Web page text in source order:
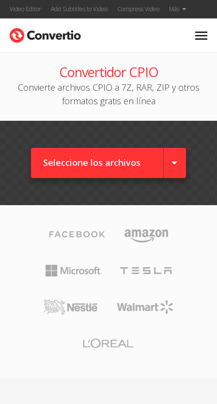
Video Editor Add Subtitles to Video Compress Video Más
Convertidor CPIO
Convierte archivos CPIO a 7Z, RAR, ZIP y otros
formatos gratis en línea
Seleccione los archivos